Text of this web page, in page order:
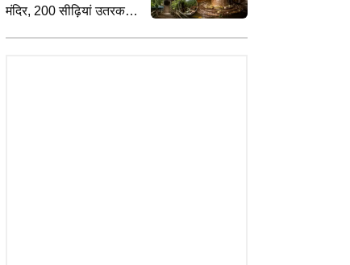
राजौरी गार्डन के बंद पड़े
जांच में जुटी पुलिस
Explained: रोबोटिक्स इंजीनियरिंग क्या है?
स्कोप और कमाई
मंदिर, 200 सीढ़ियां उतरकर